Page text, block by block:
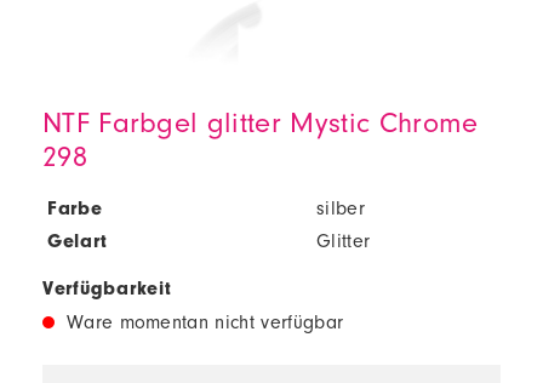
NTF Farbgel glitter Mystic Chrome
298
Farbe
silber
Gelart
Glitter
Verfügbarkeit
Ware momentan nicht verfügbar